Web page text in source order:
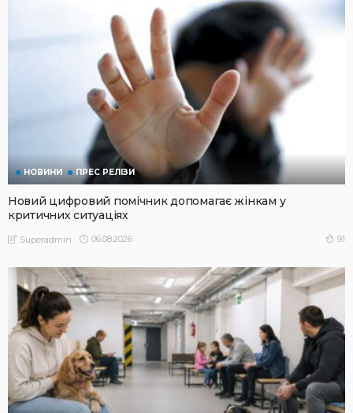
НОВИНИ ПРЕС РЕЛІЗИ
Новий цифровий помічник допомагає жінкам у
критичних ситуаціях
Superadmin 06.08.2026 91